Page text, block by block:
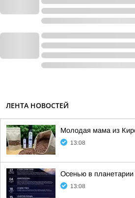
ЛЕНТА НОВОСТЕЙ
Молодая мама из
13:08
Осенью в планетарии
13:08